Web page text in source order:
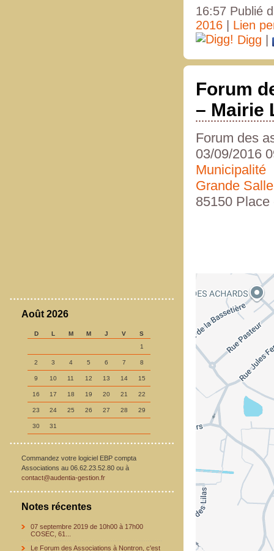
Août 2026
D L M M J V
S
1
2 3 4 5 6 7 8
9 10 11 12 13 14 15
16 17 18 19 20 21 22
23 24 25 26 27 28 29
30 31
Commandez votre logiciel EBP compta
Associations au 06.62.23.52.80 ou à
contact@audentia-gestion.fr
Notes récentes
07 septembre 2019 de 10h00 à 17h00
COSEC, 61...
Le Forum des Associations à Nontron, c'est
16:57 Publié
2016
Lien
Digg
Forum
– Mairie
Forum des
03/09/2016
Municipalité
Grande
85150